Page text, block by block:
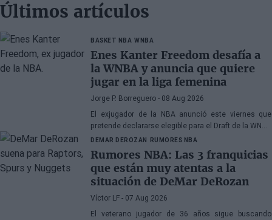
Últimos artículos
BASKET NBA WNBA
Enes Kanter Freedom desafía a
la WNBA y anuncia que quiere
jugar en la liga femenina
Jorge P. Borreguero - 08 Aug 2026
El exjugador de la NBA anunció este viernes que
pretende declararse elegible para el Draft de la WNBA
de 2027
DEMAR DEROZAN RUMORES NBA
Rumores NBA: Las 3 franquicias
que están muy atentas a la
situación de DeMar DeRozan
Víctor LF - 07 Aug 2026
El veterano jugador de 36 años sigue buscando